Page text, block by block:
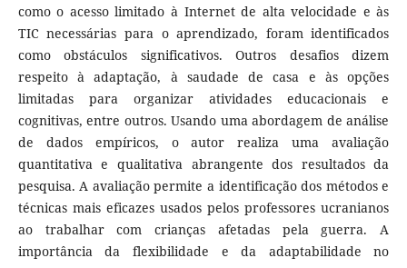
como o acesso limitado à Internet de alta velocidade e às
TIC necessárias para o aprendizado, foram identificados
como obstáculos significativos. Outros desafios dizem
respeito à adaptação, à saudade de casa e às opções
limitadas para organizar atividades educacionais e
cognitivas, entre outros. Usando uma abordagem de análise
de dados empíricos, o autor realiza uma avaliação
quantitativa e qualitativa abrangente dos resultados da
pesquisa. A avaliação permite a identificação dos métodos e
técnicas mais eficazes usados pelos professores ucranianos
ao trabalhar com crianças afetadas pela guerra. A
importância da flexibilidade e da adaptabilidade no